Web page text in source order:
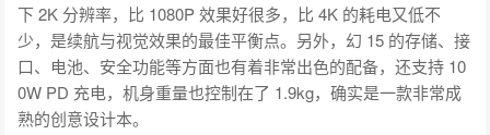
下 2K 分辨率，比 1080P 效果好很多，比 4K 的耗电又低不
少，是续航与视觉效果的最佳平衡点。另外，幻 15 的存储、接
口、电池、安全功能等方面也有着非常出色的配备，还支持 10
0W PD 充电，机身重量也控制在了 1.9kg，确实是一款非常成
熟的创意设计本。